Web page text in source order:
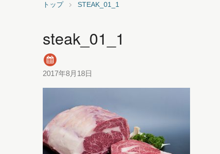
トップ STEAK_01_1
steak_01_1
2017年8月18日